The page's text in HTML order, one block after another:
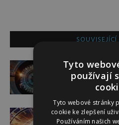
Týdenní
Týdenní
Tyto
používají
Tyto webové stránky
cookie ke zlepšení
Používáním našich